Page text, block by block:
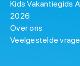
Kids Vakantiegids
2026
Over ons
Veelgestelde